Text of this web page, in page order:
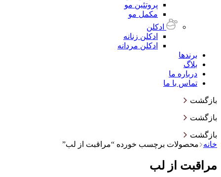
پروتئین مو
مکمل مو
ادکلن
ادکلن زنانه
ادکلن مردانه
برندها
بلاگ
درباره ما
تماس با ما
بازگشت
بازگشت
بازگشت
خانه
محصولات برچسب خورده “مراقبت از لب”
مراقبت از لب